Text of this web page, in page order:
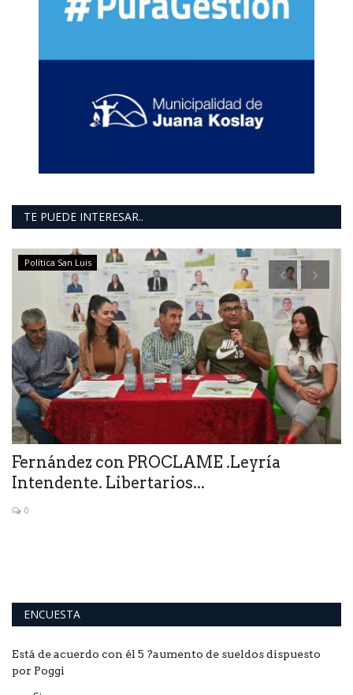
TE PUEDE INTERESAR..
Política San Luis
Fernández con PROCLAME .Leyría
Intendente. Libertarios...
0
ENCUESTA
Está de acuerdo con él 5 ?aumento de sueldos dispuesto
por Poggi